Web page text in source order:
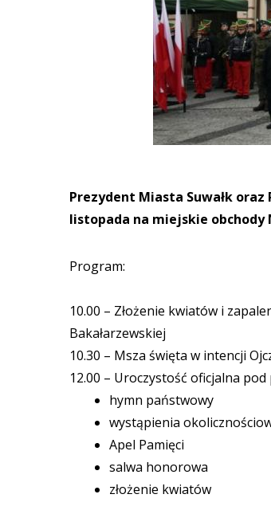
Prezydent Miasta Suwałk
listopada na miejskie obchody
Program:
10.00 – Złożenie kwiatów i
Bakałarzewskiej
10.30 – Msza święta w intencji
12.00 – Uroczystość oficjalna
hymn państwowy
wystąpienia
Apel Pamięci
salwa honorowa
złożenie kwiatów